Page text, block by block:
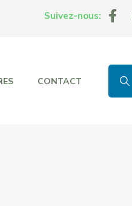
Suivez-nous:
CONTACT